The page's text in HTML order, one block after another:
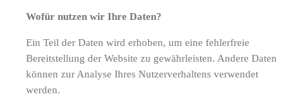
Wofür nutzen wir Ihre Daten?
Ein Teil der Daten wird erhoben, um eine fehlerfreie
Bereitstellung der Website zu gewährleisten. Andere Daten
können zur Analyse Ihres Nutzerverhaltens verwendet
werden.